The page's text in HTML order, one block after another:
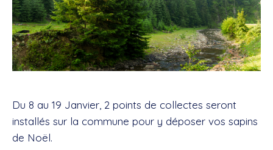
Du 8 au 19 Janvier, 2 points de collectes seront
installés sur la commune pour y déposer vos sapins
de Noël.